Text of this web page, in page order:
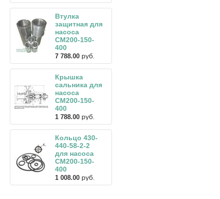
Втулка
защитная для
насоса
СМ200-150-
400
7 788.00 руб.
Крышка
сальника для
насоса
СМ200-150-
400
1 788.00 руб.
Кольцо 430-
440-58-2-2
для насоса
СМ200-150-
400
1 008.00 руб.